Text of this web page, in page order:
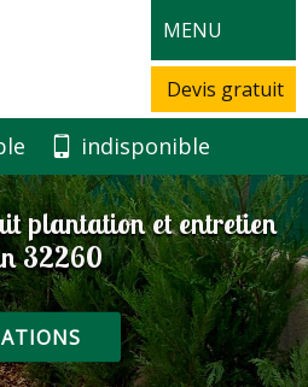
MENU
Devis gratuit
indisponible
plantation et entretien
32260